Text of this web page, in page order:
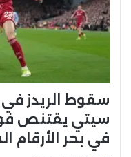
سقوط الريدز في
سيتي يقتنص
في بحر الأرقام